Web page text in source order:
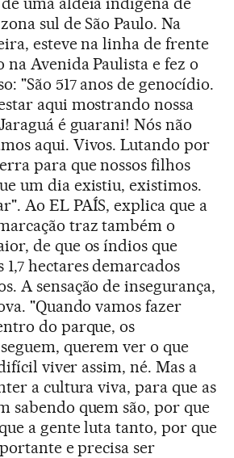
sul de São Paulo. Na
esteve na linha de frente
na Avenida Paulista e fez o
"São 517 anos de genocídio.
aqui mostrando nossa
é guarani! Nós não
aqui. Vivos. Lutando por
para que nossos filhos
um dia existiu, existimos.
Ao EL PAÍS, explica que a
traz também o
de que os índios que
hectares demarcados
A sensação de insegurança,
"Quando vamos fazer
do parque, os
querem ver o que
viver assim, né. Mas a
a cultura viva, para que as
sabendo quem são, por que
a gente luta tanto, por que
e precisa ser